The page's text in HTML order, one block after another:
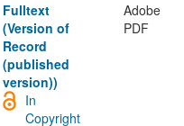
Fulltext
(Version of
Record
(published
version))
Adobe
PDF
In
Copyright